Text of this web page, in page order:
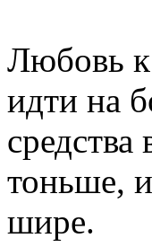
Любовь к
идти на
тоньше,
шире.